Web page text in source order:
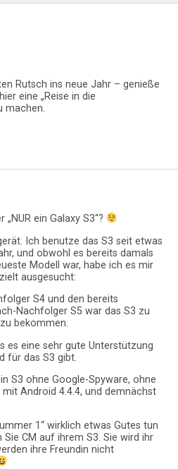
Rutsch ins neue Jahr – genieße
eine „Reise in die
machen.
„NUR ein Galaxy S3“?
Ich benutze das S3 seit etwas
und obwohl es bereits damals
Modell war, habe ich es mir
ausgesucht:
S4 und den bereits
Nachfolger S5 war das S3 zu
bekommen.
es eine sehr gute Unterstützung
für das S3 gibt.
S3 ohne Google-Spyware, ohne
Android 4.4.4, und demnächst
1“ wirklich etwas Gutes tun
Sie CM auf ihrem S3. Sie wird ihr
ihre Freundin nicht